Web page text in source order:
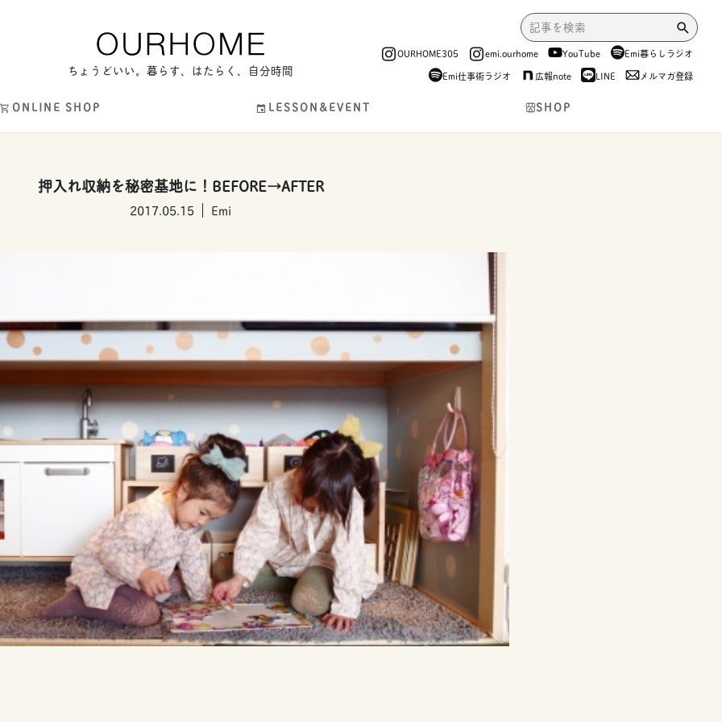
ちょうどいい。暮らす、はたらく、自分時間
OURHOME305 emi.ourhome YouTube
Emi暮らしラジオ
Emi仕事術ラジオ
広報note LINE メルマガ登録
ONLINE SHOP LESSON&EVENT SHOP
押入れ収納を秘密基地に！BEFORE→AFTER
2017.05.15 Emi